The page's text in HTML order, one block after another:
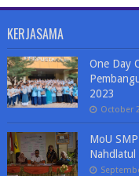
KERJASAMA
One Day
2023
October
MoU
Nahdlatul